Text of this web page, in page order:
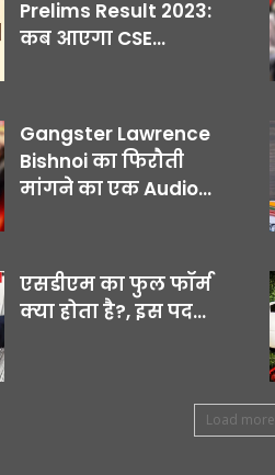
Prelims Result 2023:
कब आएगा CSE...
Gangster Lawrence
Bishnoi का फिरौती
मांगने का एक Audio...
एसडीएम का फुल फॉर्म
क्या होता है?, इस पद...
Load more